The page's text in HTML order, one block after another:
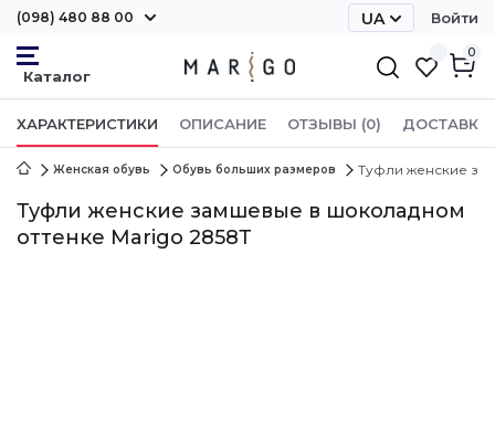
(098) 480 88 00 UA Войти
0
ХАРАКТЕРИСТИКИ ОПИСАНИЕ ОТЗЫВЫ (0) ДОСТАВКА
Женская обувь Обувь больших размеров Туфли женские
Туфли женские замшевые в шоколадном
оттенке Marigo 2858Т